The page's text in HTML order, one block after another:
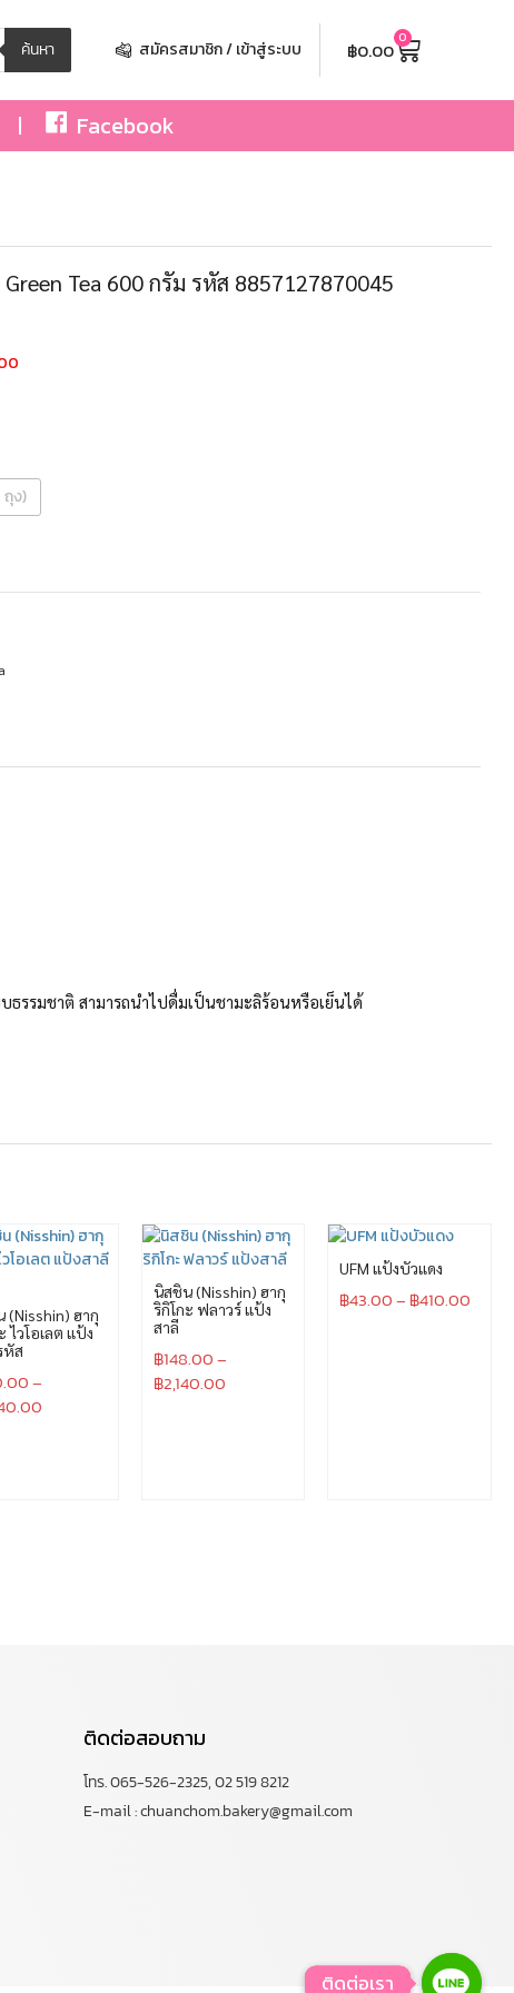
ค้นหา สมัครสมาชิก / เข้าสู่ระบบ ฿0.00 0
Facebook
Green Tea 600 กรัม รหัส 8857127870045
ถุง)
รรมชาติ สามารถนำไปดื่มเป็นชามะลิร้อนหรือเย็นได้
(Nisshin) ฮากุ
ไวโอเลต แป้ง
หัส
–
นิสชิน (Nisshin) ฮากุ
ริกิโกะ ฟลาวร์ แป้ง
สาลี
฿148.00–
฿2,140.00
UFM แป้งบัวแดง
฿43.00– ฿410.00
ติดต่อสอบถาม
โทร. 065-526-2325, 02 519 8212
E-mail : chuanchom.bakery@gmail.com
ติดต่อเรา
ติดต่อเรา